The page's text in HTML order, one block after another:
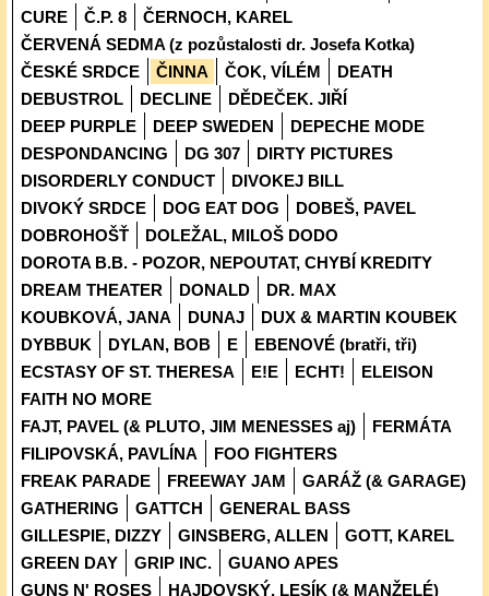
CURE
Č.P. 8
ČERNOCH, KAREL
ČERVENÁ SEDMA (z pozůstalosti dr. Josefa Kotka)
ČESKÉ SRDCE
ČINNA ČOK, VÍLÉM
DEATH
DEBUSTROL
DECLINE
DĚDEČEK. JIŘÍ
DEEP PURPLE
DEEP SWEDEN
DEPECHE MODE
DESPONDANCING
DG 307
DIRTY PICTURES
DISORDERLY CONDUCT
DIVOKEJ BILL
DIVOKÝ SRDCE
DOG EAT DOG
DOBEŠ, PAVEL
DOBROHOŠŤ
DOLEŽAL, MILOŠ DODO
DOROTA B.B. - POZOR, NEPOUTAT, CHYBÍ KREDITY
DREAM THEATER
DONALD
DR. MAX
KOUBKOVÁ, JANA
DUNAJ
DUX & MARTIN KOUBEK
DYBBUK
DYLAN, BOB E
EBENOVÉ (bratři, tři)
ECSTASY OF ST. THERESA
E!E ECHT!
ELEISON
FAITH NO MORE
FAJT, PAVEL (& PLUTO, JIM MENESSES aj)
FERMÁTA
FILIPOVSKÁ, PAVLÍNA
FOO FIGHTERS
FREAK PARADE
FREEWAY JAM
GARÁŽ (& GARAGE)
GATHERING
GATTCH
GENERAL BASS
GILLESPIE, DIZZY
GINSBERG, ALLEN
GOTT, KAREL
GREEN DAY
GRIP INC.
GUANO APES
GUNS N' ROSES
HAJDOVSKÝ, LESÍK (& MANŽELÉ)